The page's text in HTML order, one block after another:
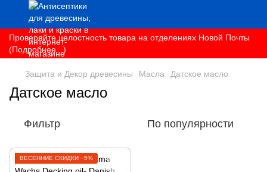
Проверяйте целостность товара на отделениях Новой Почты
(Подробнее...)
Защита и Декор древесины Масла Датское масло
Датское масло
Фильтр По популярности
ВЕСЕННИЕ СКИДКИ −5%